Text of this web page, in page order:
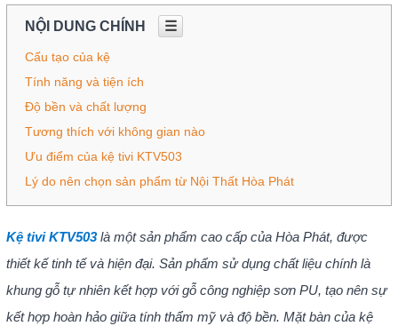
NỘI DUNG CHÍNH ☰
Cấu tạo của kệ
Tính năng và tiện ích
Độ bền và chất lượng
Tương thích với không gian nào
Ưu điểm của kệ tivi KTV503
Lý do nên chọn sản phẩm từ Nội Thất Hòa Phát
Kệ tivi KTV503là một sản phẩm cao cấp của Hòa Phát, được
thiết kế tinh tế và hiện đại. Sản phẩm sử dụng chất liệu chính là
khung gỗ tự nhiên kết hợp với gỗ công nghiệp sơn PU, tạo nên sự
kết hợp hoàn hảo giữa tính thẩm mỹ và độ bền. Mặt bàn của kệ